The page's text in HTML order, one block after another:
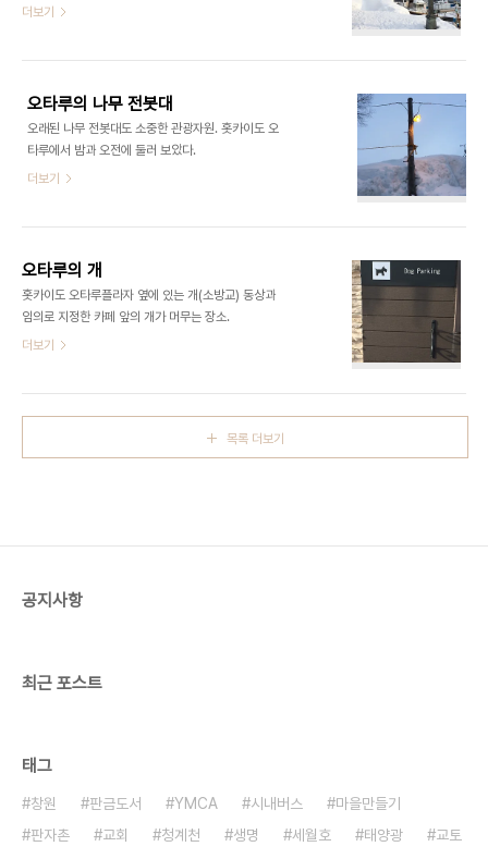
지금은 모든 관광객의 시선을 사로잡고 있다. ​​​
더보기
오타루의 나무 전봇대
​​오래된 나무 전봇대도 소중한 관광자원. 홋카이도 오
타루에서 밤과 오전에 둘러 보았다. ​​
더보기
오타루의 개
​​홋카이도 오타루플라자 옆에 있는 개(소방교) 동상과
임의로 지정한 카페 앞의 개가 머무는 장소. ​​
더보기
목록 더보기
공지사항
최근 포스트
태그
창원 판금도서 YMCA 시내버스
마을만들기
판자촌
교회 청계천 생명 세월호 태양광
교토